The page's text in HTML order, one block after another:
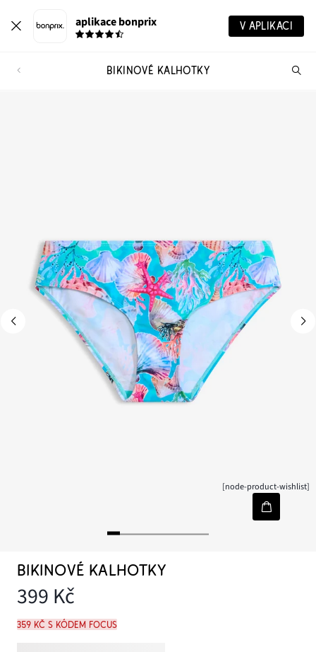
aplikace bonprix V APLIKACI
BIKINOVÉ KALHOTKY
[node-product-wishlist]
BIKINOVÉ KALHOTKY
399 Kč
359 Kč s kódem FOCUS